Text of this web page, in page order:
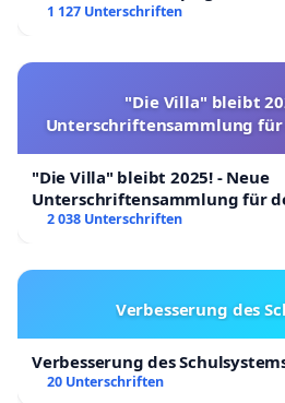
1 127 Unterschriften
"Die Villa" bleibt
Unterschriftensammlung
"Die Villa" bleibt 2025! - Neue
Unterschriftensammlung für
2 038 Unterschriften
Verbesserung des
Verbesserung des
20 Unterschriften